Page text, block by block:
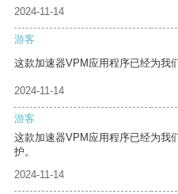
2024-11-14
游客
这款加速器VPM应用程序已经为我
2024-11-14
游客
这款加速器VPM应用程序已经为我
护。
2024-11-14